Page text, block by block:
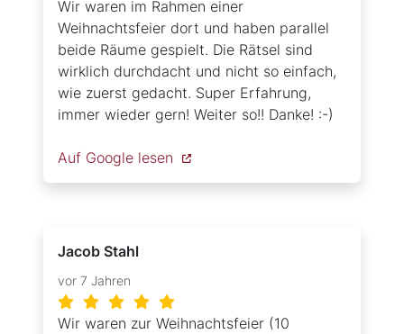
Wir waren im Rahmen einer
Weihnachtsfeier dort und haben parallel
beide Räume gespielt. Die Rätsel sind
wirklich durchdacht und nicht so einfach,
wie zuerst gedacht. Super Erfahrung,
immer wieder gern! Weiter so!! Danke! :-)
Auf Google lesen
Jacob Stahl
vor 7 Jahren
Wir waren zur Weihnachtsfeier (10